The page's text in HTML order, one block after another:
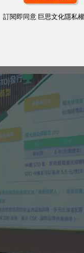
量到國泰的客戶
證券成立了金融
訂閱即同意 巨思文化隱私